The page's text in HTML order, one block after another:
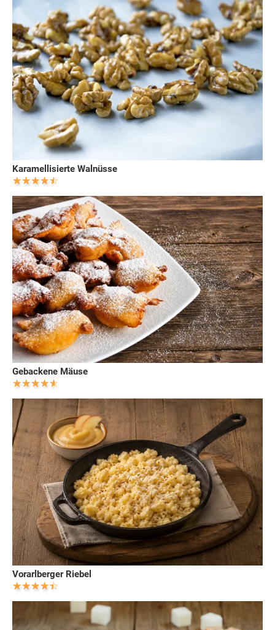
Karamellisierte Walnüsse
Gebackene Mäuse
Vorarlberger Riebel